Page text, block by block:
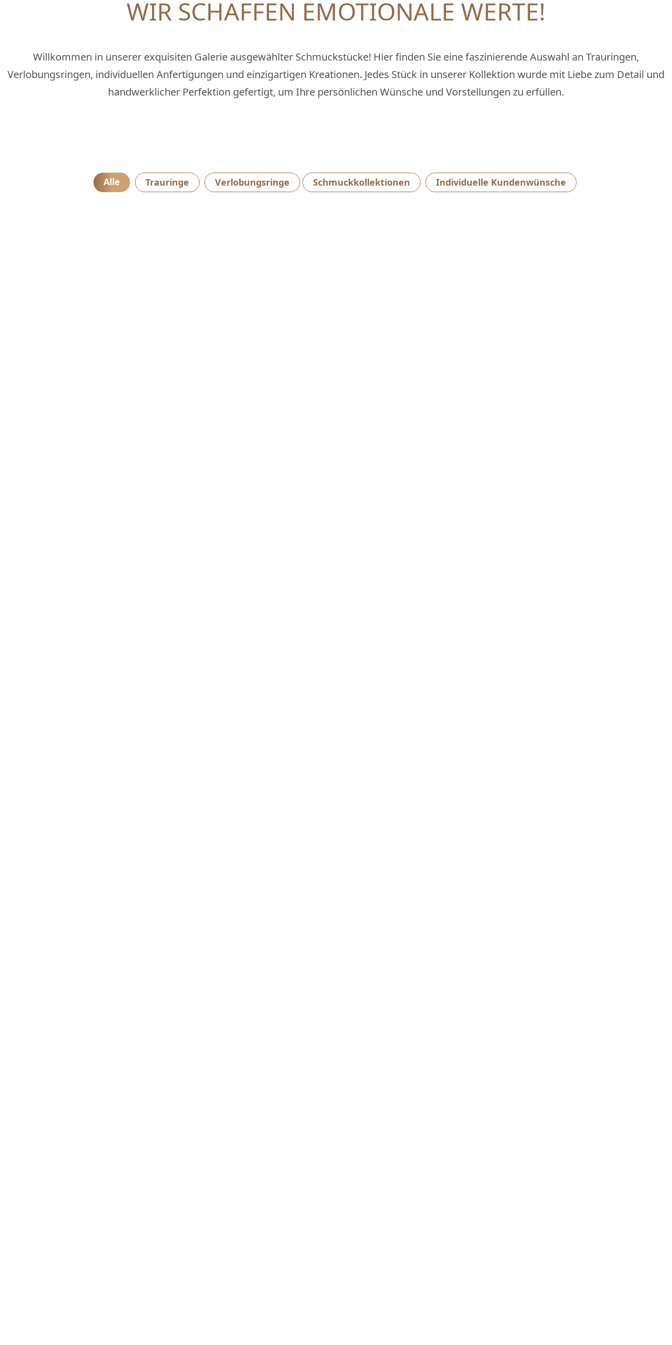
WIR SCHAFFEN EMOTIONALE WERTE!
Willkommen in unserer exquisiten Galerie ausgewählter Schmuckstücke! Hier finden Sie eine faszinierende Auswahl an Trauringen,
Verlobungsringen, individuellen Anfertigungen und einzigartigen Kreationen. Jedes Stück in unserer Kollektion wurde mit Liebe zum Detail und
handwerklicher Perfektion gefertigt, um Ihre persönlichen Wünsche und Vorstellungen zu erfüllen.
Alle Individuelle Kundenwünsche
Schmuckkollektionen
Trauringe Verlobungsringe